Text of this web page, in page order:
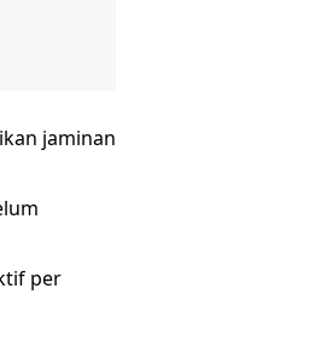
jaminan
per